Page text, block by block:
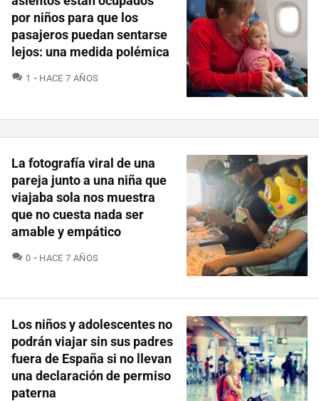
por niños para que los
pasajeros puedan sentarse
lejos: una medida polémica
1 COMENTARIOS
HACE 7 AÑOS
La fotografía viral de una
pareja junto a una niña que
viajaba sola nos muestra
que no cuesta nada ser
amable y empático
0 COMENTARIOS
HACE 7 AÑOS
Los niños y adolescentes no
podrán viajar sin sus padres
fuera de España si no llevan
una declaración de permiso
paterna